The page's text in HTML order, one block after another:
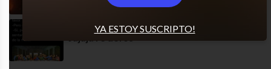
Jajaja re defos
YA ESTOY SUSCRIPTO!